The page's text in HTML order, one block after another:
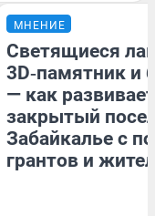
МНЕНИЕ
Светящиеся
3D‑памятник и
— как
закрытый
Забайкалье с
грантов и